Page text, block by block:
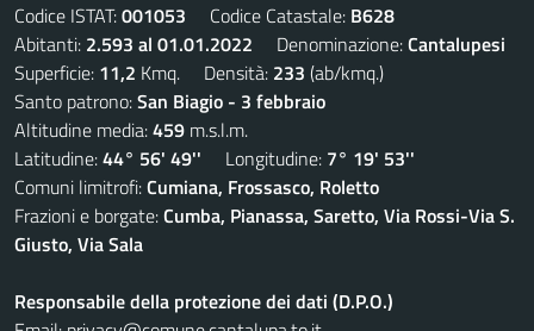
Codice ISTAT:001053 Codice Catastale: B628
Abitanti: 2.593 al 01.01.2022 Denominazione:Cantalupesi
Superficie: 11,2 Kmq. Densità: 233 (ab/kmq.)
Santo patrono:San Biagio - 3 febbraio
Altitudine media:459 m.s.l.m.
Latitudine:44° 56' 49'' Longitudine: 7° 19' 53''
Comuni limitrofi:Cumiana, Frossasco, Roletto
Frazioni e borgate:Cumba, Pianassa, Saretto, Via Rossi-Via S.
Giusto, Via Sala
Responsabile della protezione dei dati (D.P.O.)